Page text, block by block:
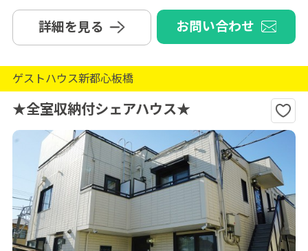
詳細を見る お問い合わせ
ゲストハウス新都心板橋
★全室収納付シェアハウス★